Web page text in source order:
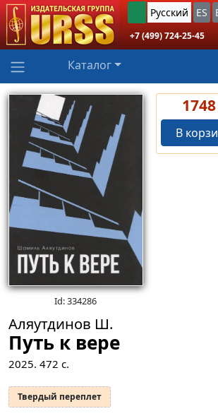
Русский ES
+7 (499) 724-25-45
Каталог
Id: 334286
1748
В
Аляутдинов Ш.
Путь к вере
2025. 472 с.
Твердый переплет